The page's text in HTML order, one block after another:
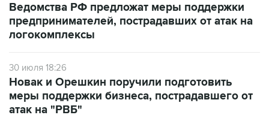
Ведомства РФ предложат меры поддержки
предпринимателей, пострадавших от атак на
логокомплексы
30 июля 18:26
Новак и Орешкин поручили подготовить
меры поддержки бизнеса, пострадавшего от
атак на "РВБ"